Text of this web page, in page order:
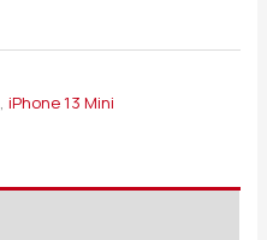
,iPhone 13 Mini